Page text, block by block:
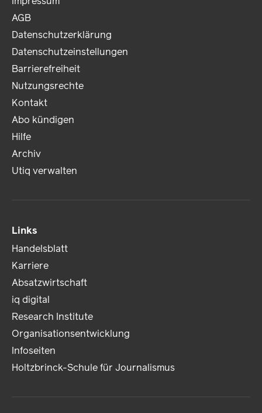
AGB
Datenschutzerklärung
Datenschutzeinstellungen
Barrierefreiheit
Nutzungsrechte
Kontakt
Abo kündigen
Hilfe
Archiv
Utiq verwalten
Links
Handelsblatt
Karriere
Absatzwirtschaft
iq digital
Research Institute
Organisationsentwicklung
Infoseiten
Holtzbrinck-Schule für Journalismus